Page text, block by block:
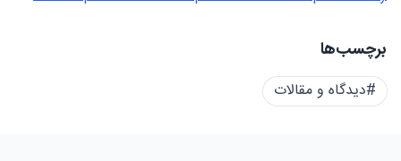
برچسب‌ها
#دیدگاه و مقالات